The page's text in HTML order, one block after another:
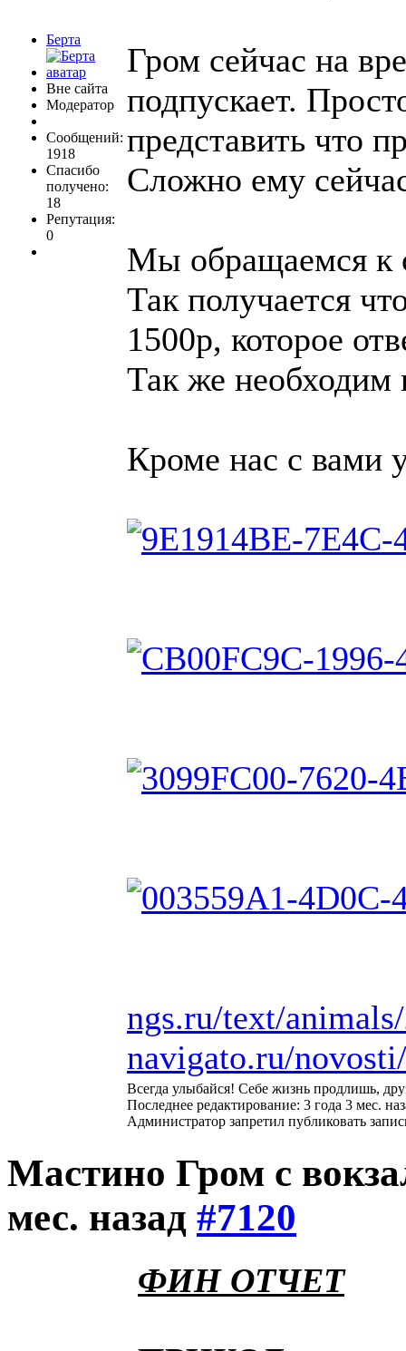
Берта
Вне сайта
Модератор
Сообщений:
1918
Спасибо
получено:
18
Репутация:
0
Гром сейчас на
подпускает.
представить что
Сложно ему
Мы обращаемся к
Так получается
1500р, которое
Так же необходим
Кроме нас с вами
ngs.ru/text/
navigato.ru/
Всегда улыбайся! Себе жизнь продлишь,
Последнее редактирование: 3 года 3 мес.
Администратор запретил публиковать
Мастино Гром с
мес. назад #7120
ФИН ОТЧЕТ